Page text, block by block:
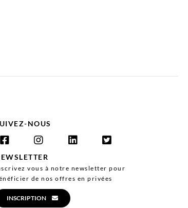
NOUS
vous à notre newsletter pour
de nos offres en privées
INSCRIPTION